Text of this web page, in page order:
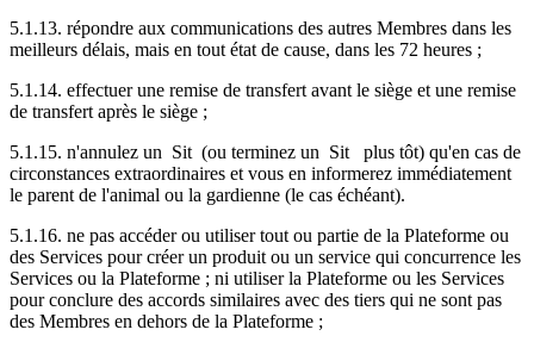
5.1.13. répondre aux communications des autres Membres dans les
meilleurs délais, mais en tout état de cause, dans les 72 heures ;
5.1.14. effectuer une remise de transfert avant le siège et une remise
de transfert après le siège ;
5.1.15. n'annulez un Sit (ou terminez un Sit plus tôt) qu'en cas de
circonstances extraordinaires et vous en informerez immédiatement
le parent de l'animal ou la gardienne (le cas échéant).
5.1.16. ne pas accéder ou utiliser tout ou partie de la Plateforme ou
des Services pour créer un produit ou un service qui concurrence les
Services ou la Plateforme ; ni utiliser la Plateforme ou les Services
pour conclure des accords similaires avec des tiers qui ne sont pas
des Membres en dehors de la Plateforme ;